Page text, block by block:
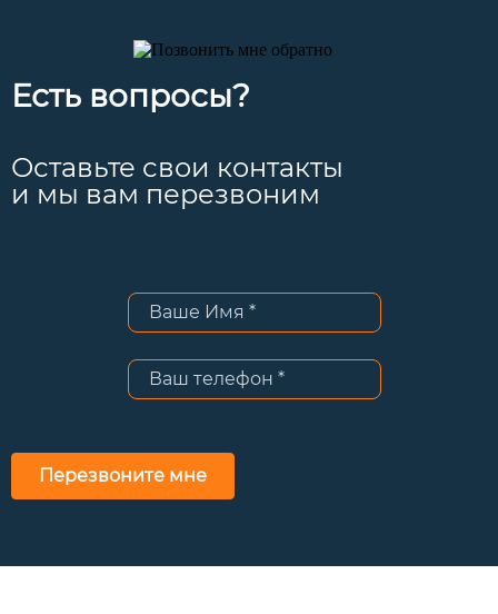
Есть вопросы?
Оставьте свои контакты
и мы вам перезвоним
Перезвоните мне